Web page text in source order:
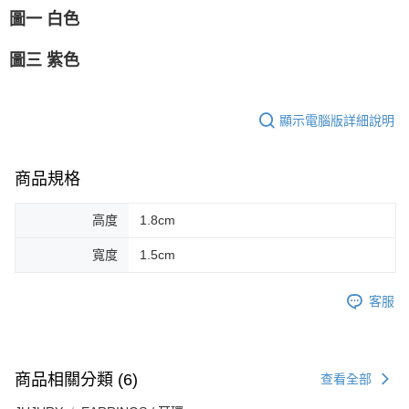
圖一 白色
圖三 紫色
顯示電腦版詳細說明
商品規格
高度 1.8cm
寬度 1.5cm
客服
商品相關分類 (6) 查看全部